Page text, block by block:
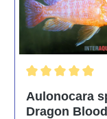
Aulonocara
Dragon Blood